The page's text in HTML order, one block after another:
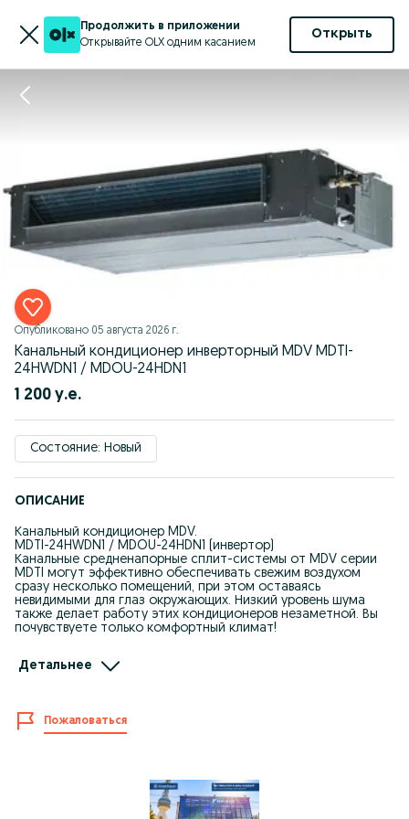
Продолжить в приложении
Открывайте OLX одним касанием
Открыть
Опубликовано 05 августа 2026 г.
Канальный кондиционер инверторный MDV MDTI-
24HWDN1 / MDOU-24HDN1
1 200 у.е.
Состояние: Новый
ОПИСАНИЕ
Канальный кондиционер MDV.
MDTI-24HWDN1 / MDOU-24HDN1 (инвертор)
Канальные средненапорные сплит-системы от MDV серии
MDTI могут эффективно обеспечивать свежим воздухом
сразу несколько помещений, при этом оставаясь
невидимыми для глаз окружающих. Низкий уровень шума
также делает работу этих кондиционеров незаметной. Вы
почувствуете только комфортный климат!
работы: охлаждение и обогрев воздуха. Возможна и простая
Инвертор есть
Мощность в режиме охлаждения, кВт 7.10
Мощность в режиме обогрева, кВт 7.60
Тип хладагента R 410A
Уровень шума внутреннего блока (мин/макс) 41
Габариты внутреннего блока сплит-системы (ШxВxГ)
Детальнее
Пожаловаться